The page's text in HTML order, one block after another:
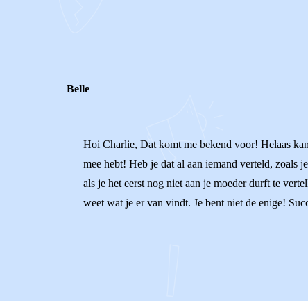
Belle
Hoi Charlie, Dat komt me bekend voor! Helaas
mee hebt! Heb je dat al aan iemand verteld, zoals
als je het eerst nog niet aan je moeder durft te
weet wat je er van vindt. Je bent niet de enige!